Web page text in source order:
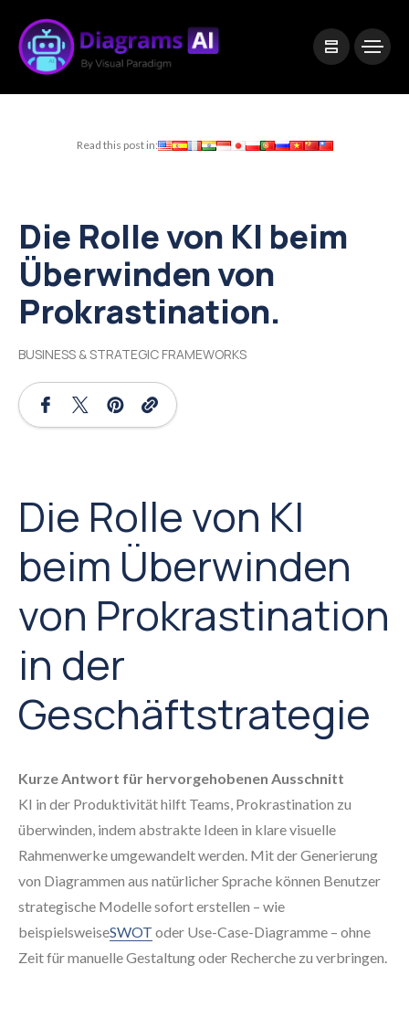
Read this post in:
Die Rolle von KI beim
Überwinden von
Prokrastination.
BUSINESS & STRATEGIC FRAMEWORKS
Die Rolle von KI
beim Überwinden
von Prokrastination
in der
Geschäftstrategie
Kurze Antwort für hervorgehobenen Ausschnitt
KI in der Produktivität hilft Teams, Prokrastination zu
überwinden, indem abstrakte Ideen in klare visuelle
Rahmenwerke umgewandelt werden. Mit der Generierung
von Diagrammen aus natürlicher Sprache können Benutzer
strategische Modelle sofort erstellen – wie
beispielsweiseSWOT oder Use-Case-Diagramme – ohne
Zeit für manuelle Gestaltung oder Recherche zu verbringen.